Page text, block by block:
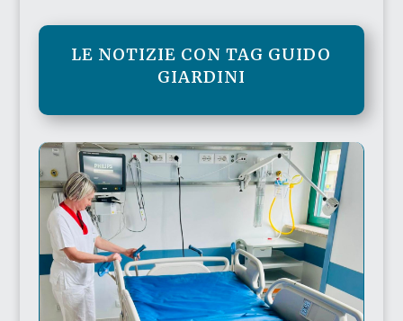
LE NOTIZIE CON TAG GUIDO
GIARDINI